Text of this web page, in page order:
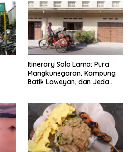
Itinerary Solo Lama: Pura
Mangkunegaran, Kampung
Batik Laweyan, dan Jeda